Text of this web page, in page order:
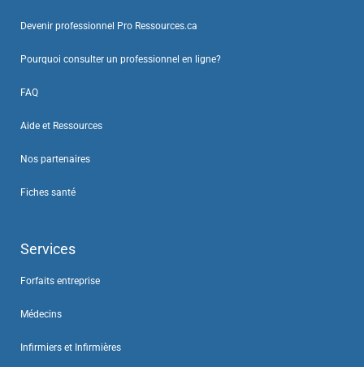
Devenir professionnel Pro Ressources.ca
Pourquoi consulter un professionnel en ligne?
FAQ
Aide et Ressources
Nos partenaires
Fiches santé
Services
Forfaits entreprise
Médecins
Infirmiers et Infirmières